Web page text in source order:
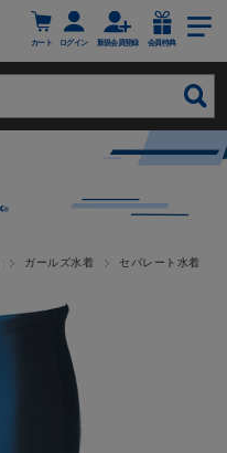
カート ログイン 新規会員登録 会員特典
ガールズ水着 セパレート水着